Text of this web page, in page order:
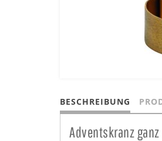
BESCHREIBUNG
Adventskranz